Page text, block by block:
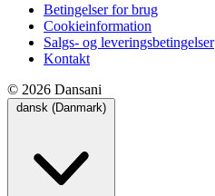
Betingelser for brug
Cookieinformation
Salgs- og leveringsbetingelser
Kontakt
© 2026 Dansani
dansk (Danmark)